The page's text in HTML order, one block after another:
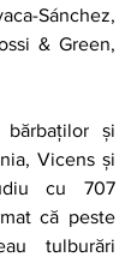
Sánchez,
& Green,
Vicens și
cu 707
că peste
tulburări